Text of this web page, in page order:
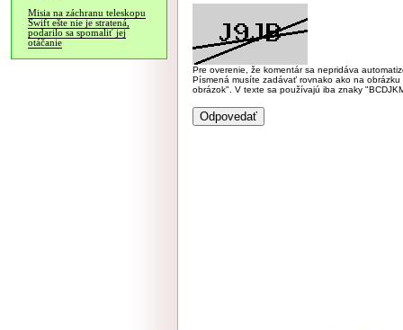
Misia na záchranu teleskopu
Swift ešte nie je stratená,
podarilo sa spomaliť jej
otáčanie
Pre overenie, že komentár sa nepridáva
Písmená musíte zadávať rovnako ako na
obrázok". V texte sa používajú iba znaky